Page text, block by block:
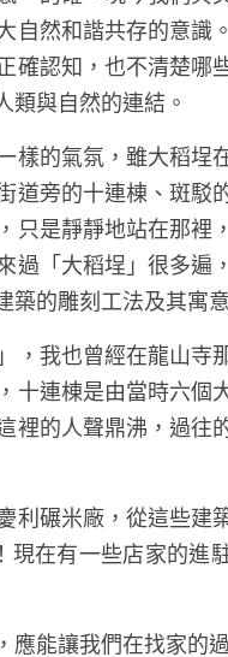
自然和諧共存的意識
確認知，也不清楚哪
類與自然的連結。
樣的氣氛，雖大稻埕
道旁的十連棟、斑駁
只是靜靜地站在那裡
過「大稻埕」很多遍
的雕刻工法及其寓
，我也曾經在龍山寺
連棟是由當時六個
裡的人聲鼎沸，過往
利碾米廠，從這些建
現在有一些店家的進
應能讓我們在找家的